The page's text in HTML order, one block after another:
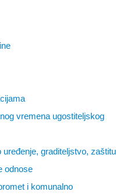
vremena ugostiteljskog
graditeljstvo, zaštitu
odnose
i komunalno